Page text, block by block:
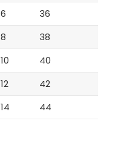
6
36
8
38
10
40
12
42
14 44